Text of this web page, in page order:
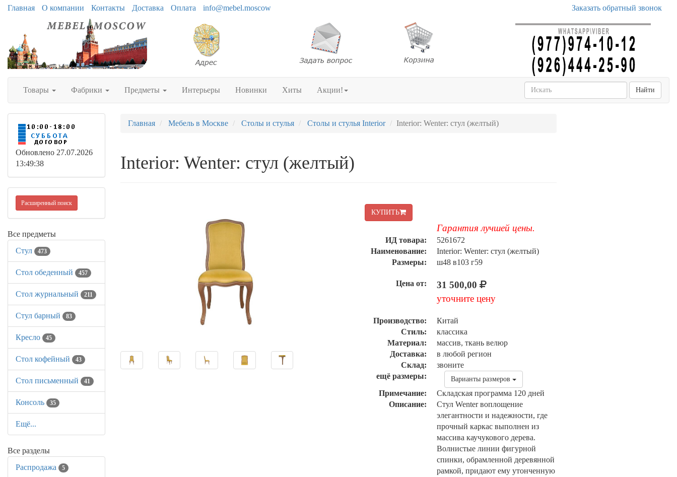
Главная О компании Контакты Доставка Оплата info@mebel.moscow Заказать обратный звонок
Товары Фабрики Предметы Интерьеры Новинки Хиты Акции! Найти
Обновлено 27.07.2026
13:49:38
Расширенный поиск
Все предметы
Стул
473
Стол обеденный 457
Стол журнальный 211
Стул барный 83
Кресло 45
Стол кофейный 43
Стол письменный 41
Консоль 35
Ещё...
Все разделы
Распродажа
5
Главная Мебель в Москве Столы и стулья Столы и стулья Interior Interior: Wenter: стул (желтый)
Interior: Wenter: стул (желтый)
КУПИТЬ
Гарантия лучшей цены.
ИД товара:
5261672
Наименование:
Interior: Wenter: стул (желтый)
Размеры:
ш48 в103 г59
Цена от:
31 500,00
уточните цену
Производство:
Китай
Стиль:
классика
Материал:
массив, ткань велюр
Доставка:
в любой регион
Склад:
звоните
ещё размеры:
Варианты размеров
Примечание:
Складская программа 120 дней
Описание:
Стул Wenter воплощение
элегантности и надежности, где
прочный каркас выполнен из
массива каучукового дерева.
Волнистые линии фигурной
спинки, обрамленной деревянной
рамкой, придают ему утонченную